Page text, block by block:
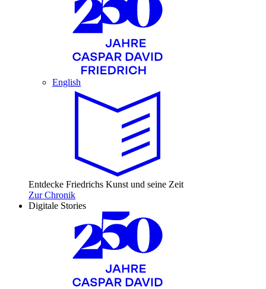
English
Entdecke Friedrichs Kunst und seine Zeit
Zur Chronik
Digitale Stories